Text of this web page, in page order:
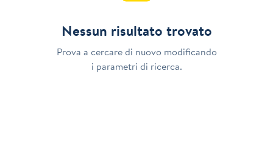
Nessun risultato trovato
Prova a cercare di nuovo modificando
i parametri di ricerca.